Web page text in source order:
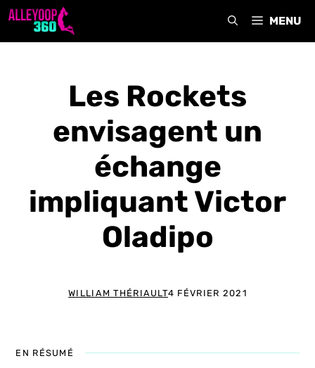
Aller
MENU
Les Rockets
envisagent un
échange
impliquant Victor
Oladipo
WILLIAM THÉRIAULT4 FÉVRIER 2021
EN RÉSUMÉ